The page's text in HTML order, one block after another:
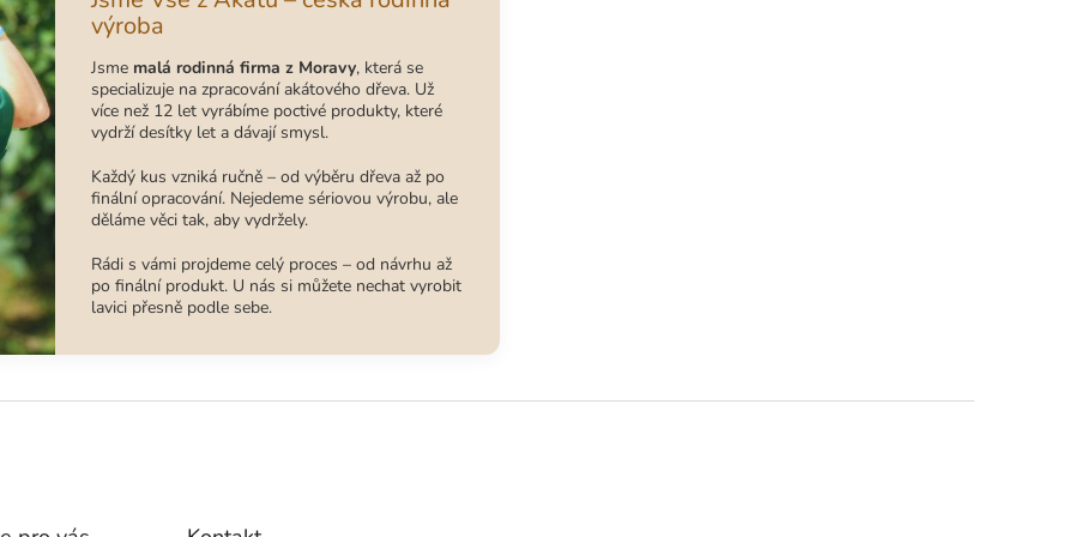
výroba
Jsme malá rodinná firma z Moravy, která se
specializuje na zpracování akátového dřeva. Už
více než 12 let vyrábíme poctivé produkty, které
vydrží desítky let a dávají smysl.
Každý kus vzniká ručně – od výběru dřeva až po
finální opracování. Nejedeme sériovou výrobu, ale
děláme věci tak, aby vydržely.
Rádi s vámi projdeme celý proces – od návrhu až
po finální produkt. U nás si můžete nechat vyrobit
lavici přesně podle sebe.